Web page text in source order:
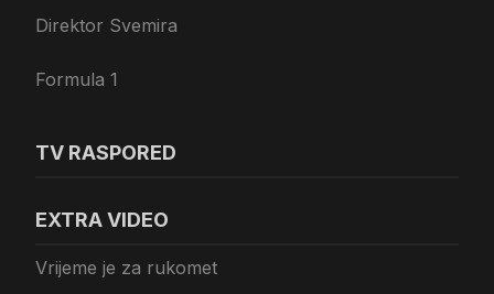
Direktor Svemira
Formula 1
TV RASPORED
EXTRA VIDEO
Vrijeme je za rukomet